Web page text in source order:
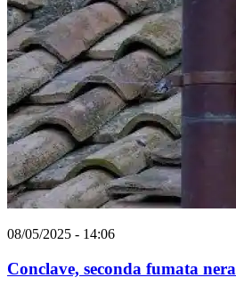
08/05/2025 - 14:06
Conclave, seconda fumata nera